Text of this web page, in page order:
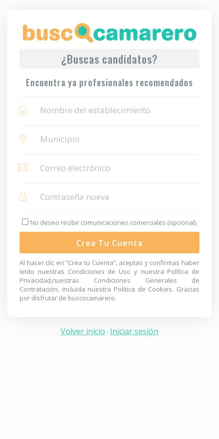
¿Buscas candidatos?
Encuentra ya profesionales recomendados
No deseo recibir comunicaciones comerciales (opcional).
Crea Tu Cuenta
Al hacer clic en “Crea tu Cuenta”, aceptas y confirmas haber
leído nuestras Condiciones de Uso y nuestra Política de
Privacidad,nuestras Condiciones Generales de
Contratación, incluida nuestra Política de Cookies. Gracias
por disfrutar de buscocamarero.
Volver inicio - Iniciar sesión